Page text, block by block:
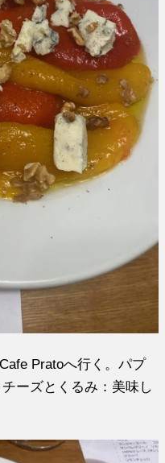
Pratoへ行く。パプ
ーズとくるみ：美味し